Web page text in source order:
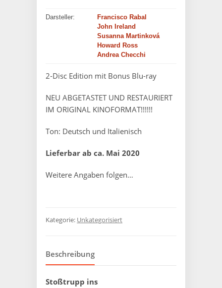
Darsteller:
Francisco Rabal
John Ireland
Susanna Martinková
Howard Ross
Andrea Checchi
2-Disc Edition mit Bonus Blu-ray
NEU ABGETASTET UND RESTAURIERT
IM ORIGINAL KINOFORMAT!!!!!!
Ton: Deutsch und Italienisch
Lieferbar ab ca. Mai 2020
Weitere Angaben folgen…
Kategorie: Unkategorisiert
Beschreibung
Stoßtrupp ins